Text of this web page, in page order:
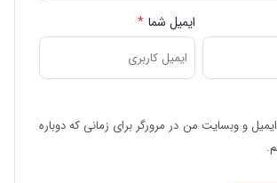
ایمیل شما *
و وبسایت من در مرورگر برای زمانی که دوباره